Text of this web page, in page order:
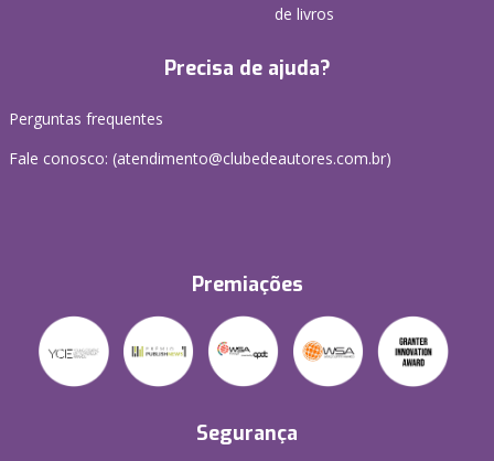
de livros
Precisa de ajuda?
Perguntas frequentes
Fale conosco: (atendimento@clubedeautores.com.br)
Premiações
Segurança